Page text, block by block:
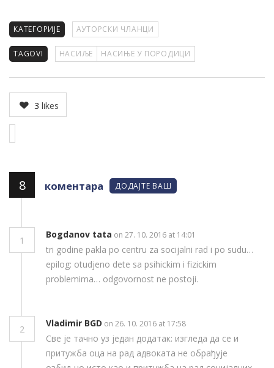
КАТЕГОРИЈЕ АУТОРСКИ ЧЛАНЦИ
TAGOVI НАСИЉЕ НАСИЊЕ У ПОРОДИЦИ
3 likes
8 коментара ДОДАЈТЕ ВАШ
1
Bogdanov tata on 27. 10. 2016 at 14:01
tri godine pakla po centru za socijalni rad i po sudu…
epilog: otudjeno dete sa psihickim i fizickim
problemima… odgovornost ne postoji.
2
Vladimir BGD on 26. 10. 2016 at 17:58
Све је тачно уз један додатак: изгледа да се и
притужба оца на рад адвоката не обрађује